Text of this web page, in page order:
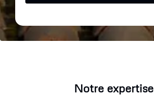
Notre expertise